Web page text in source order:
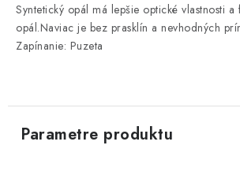
Syntetický opál má lepšie optické vlastnosti
opál.Naviac je bez prasklín a nevhodných
Zapínanie: Puzeta
Parametre produktu